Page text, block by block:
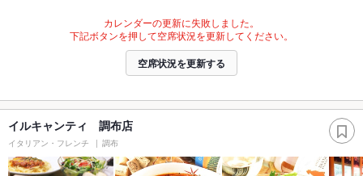
カレンダーの更新に失敗しました。
下記ボタンを押して空席状況を更新してください。
空席状況を更新する
イルキャンティ 調布店
イタリアン・フレンチ 調布